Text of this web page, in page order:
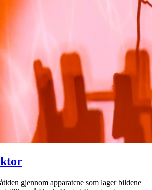
gjennom apparatene som lager bildene